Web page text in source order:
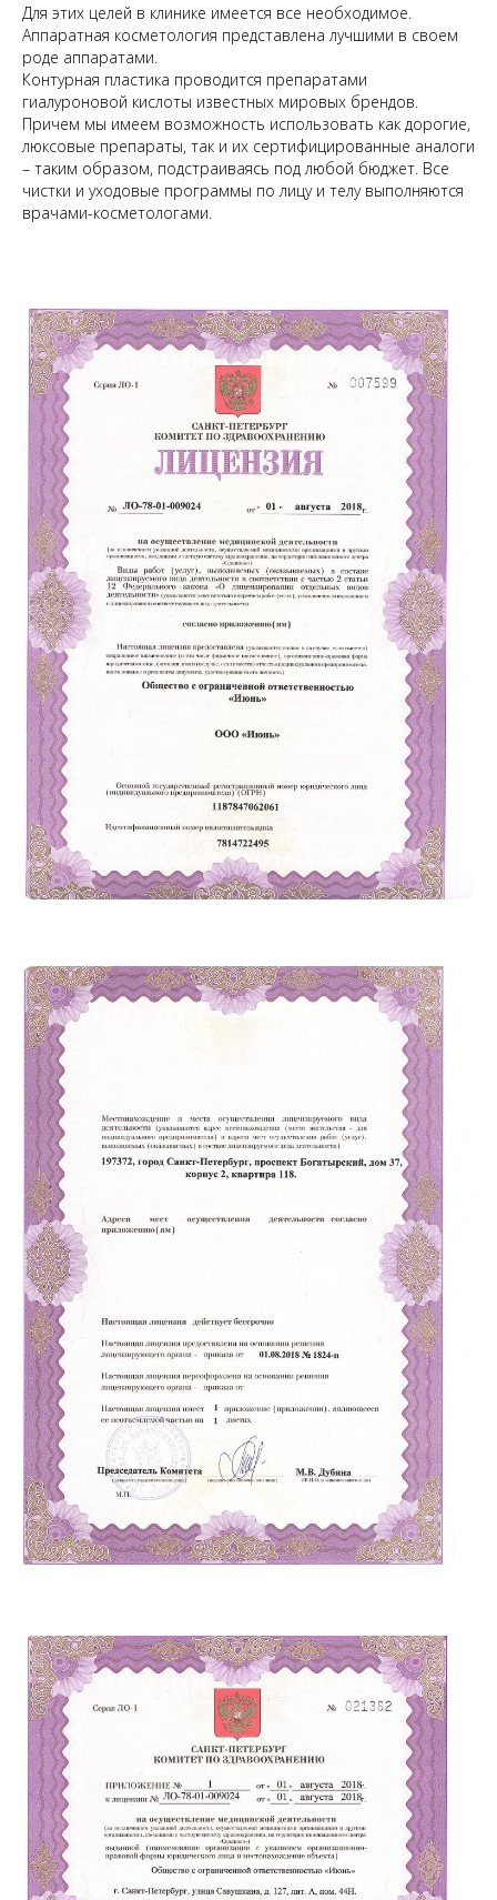
Для этих целей в клинике имеется все необходимое.
Аппаратная косметология представлена лучшими в своем
роде аппаратами.
Контурная пластика проводится препаратами
гиалуроновой кислоты известных мировых брендов.
Причем мы имеем возможность использовать как дорогие,
люксовые препараты, так и их сертифицированные аналоги
– таким образом, подстраиваясь под любой бюджет. Все
чистки и уходовые программы по лицу и телу выполняются
врачами-косметологами.